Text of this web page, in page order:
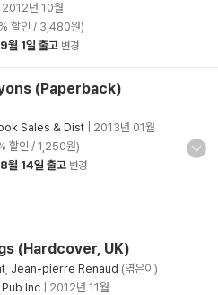
2012년 10월
할인 / 3,480원)
9월 1일 출고 변경
(Paperback)
Sales & Dist
2013년 01월
할인 / 1,250원)
8월 14일 출고 변경
(Hardcover, UK)
Jean-pierre Renaud (엮은이)
Inc
2012년 11월